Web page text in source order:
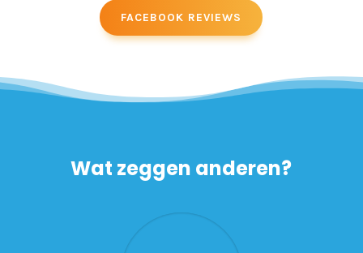
FACEBOOK REVIEWS
Wat zeggen anderen?